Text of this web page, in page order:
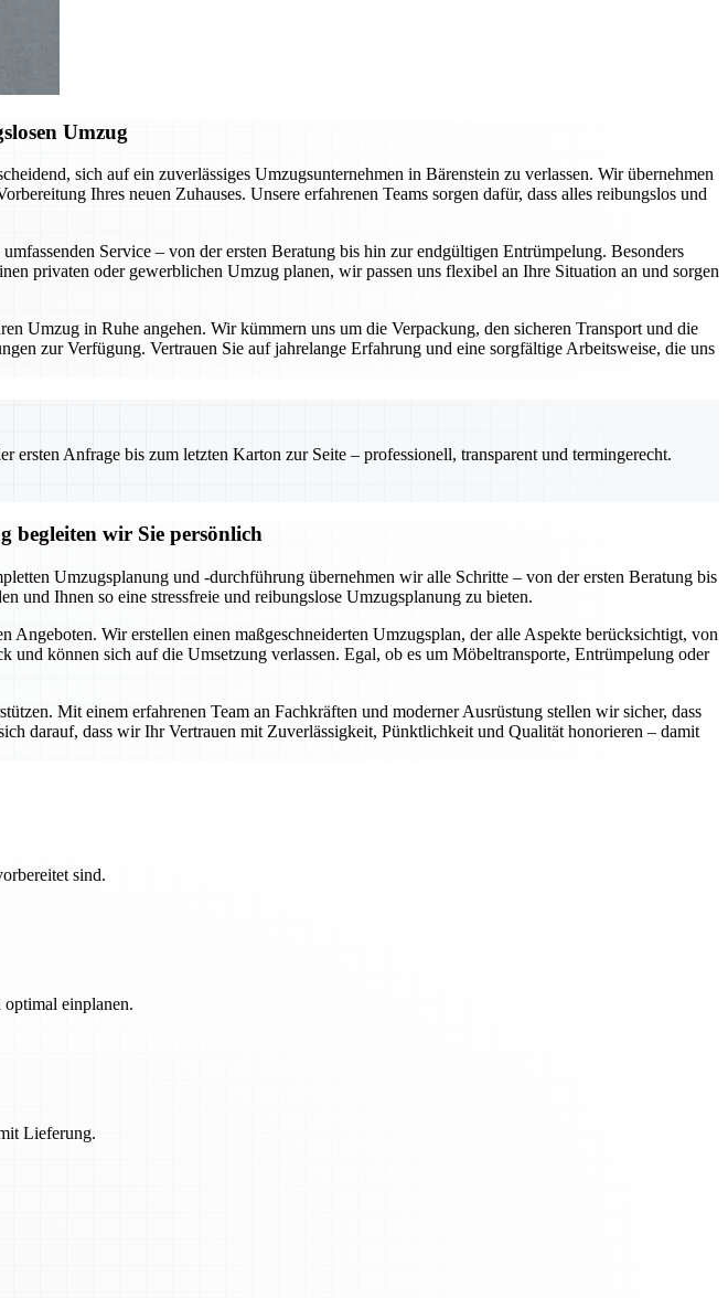
Umzug
sich auf ein zuverlässiges Umzugsunternehmen in Bärenstein zu verlassen. Wir übernehmen
Ihres neuen Zuhauses. Unsere erfahrenen Teams sorgen dafür, dass alles reibungslos und
Service – von der ersten Beratung bis hin zur endgültigen Entrümpelung. Besonders
privaten oder gewerblichen Umzug planen, wir passen uns flexibel an Ihre Situation an und sorgen
Umzug in Ruhe angehen. Wir kümmern uns um die Verpackung, den sicheren Transport und die
zur Verfügung. Vertrauen Sie auf jahrelange Erfahrung und eine sorgfältige Arbeitsweise, die uns
ersten Anfrage bis zum letzten Karton zur Seite – professionell, transparent und termingerecht.
begleiten wir Sie persönlich
Umzugsplanung und -durchführung übernehmen wir alle Schritte – von der ersten Beratung bis
und Ihnen so eine stressfreie und reibungslose Umzugsplanung zu bieten.
Wir erstellen einen maßgeschneiderten Umzugsplan, der alle Aspekte berücksichtigt, von
können sich auf die Umsetzung verlassen. Egal, ob es um Möbeltransporte, Entrümpelung oder
Mit einem erfahrenen Team an Fachkräften und moderner Ausrüstung stellen wir sicher, dass
darauf, dass wir Ihr Vertrauen mit Zuverlässigkeit, Pünktlichkeit und Qualität honorieren – damit
sind.
einplanen.
Lieferung.